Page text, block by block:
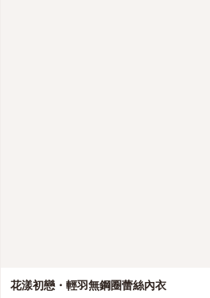
花漾初戀・輕羽無鋼圈蕾絲內衣